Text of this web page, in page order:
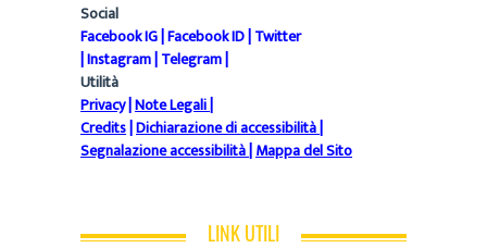
Social
Facebook IG|Facebook ID|Twitter
|Instagram|Telegram|
Utilità
Privacy|Note Legali|
Credits|Dichiarazione di accessibilità|
Segnalazione accessibilità|Mappa del Sito
LINK UTILI